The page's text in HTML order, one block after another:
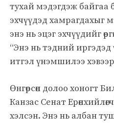
тухай мэдэгдэж байгаа
эхчүүдэд хамрагдахыг
энэ нь эцэг эхчүүдийг
“Энэ нь тэдний
итгэл үнэмшилээ хэвээр
Өнгөрсөн долоо хоногт
Канзас Сенат
хэлсэн. Энэ нь албан